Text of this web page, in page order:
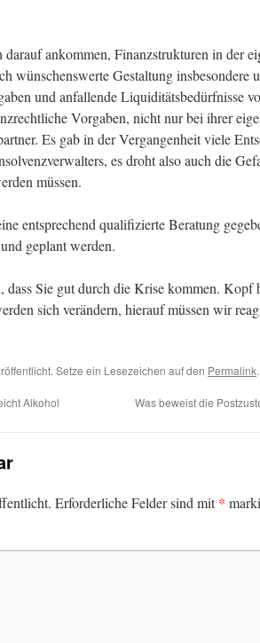
ankommen, Finanzstrukturen in der
wünschenswerte Gestaltung insbesondere
und anfallende Liquiditätsbedürfnisse
Vorgaben, nicht nur bei ihrer
Es gab in der Vergangenheit viele
es droht also auch die
müssen.
entsprechend qualifizierte Beratung
geplant werden.
Sie gut durch die Krise kommen. Kopf
sich verändern, hierauf müssen wir
Setze ein Lesezeichen auf den Permalink.
Alkohol Was beweist die
Erforderliche Felder sind mit*